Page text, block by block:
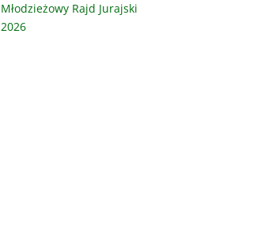
Młodzieżowy Rajd Jurajski
2026